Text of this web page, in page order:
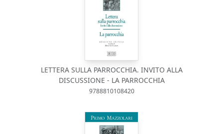
LETTERA SULLA PARROCCHIA. INVITO ALLA
DISCUSSIONE - LA PARROCCHIA
9788810108420